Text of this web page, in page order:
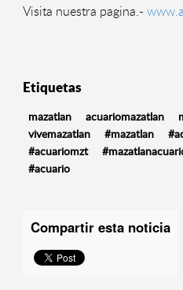
Visita nuestra pagina.-
Etiquetas
mazatlan acuariomazatlan
vivemazatlan
#mazatlan
#acuariomzt
#acuario
Compartir esta noticia